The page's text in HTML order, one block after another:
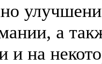
а
и на